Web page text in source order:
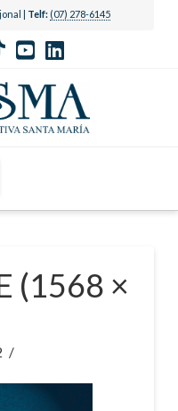
| Telf: (07) 278-6145
(1568 ×